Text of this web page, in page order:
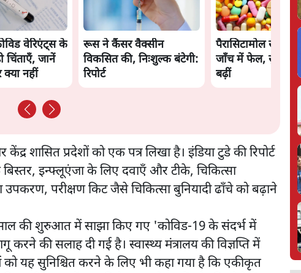
वेरिएंट्स के
चिंताएँ, जानें
नहीं
रूस ने कैंसर वैक्सीन
विकसित की, निःशुल्क बंटेगी:
रिपोर्ट
पैरासिटामोल सहित
जाँच में फेल, सुरक्षा
बढ़ीं
शासित प्रदेशों को एक पत्र लिखा है। इंडिया टुडे की रिपोर्ट
इन्फ्लूएंजा के लिए दवाएँ और टीके, चिकित्सा
परीक्षण किट जैसे चिकित्सा बुनियादी ढाँचे को बढ़ाने
साल की शुरुआत में साझा किए गए 'कोविड-19 के संदर्भ में
करने की सलाह दी गई है। स्वास्थ्य मंत्रालय की विज्ञप्ति में
को यह सुनिश्चित करने के लिए भी कहा गया है कि एकीकृत